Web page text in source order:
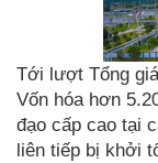
Tới lượt Tổng
Vốn hóa hơn
đạo cấp cao tại
liên tiếp bị khởi